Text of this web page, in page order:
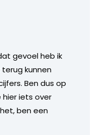
gevoel heb ik
kunnen
Ben dus op
hier iets over
ben een